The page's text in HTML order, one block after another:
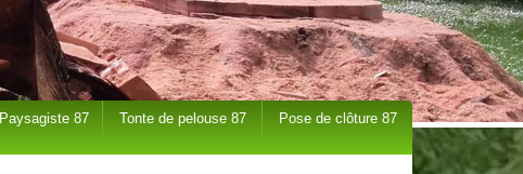
Paysagiste 87 Tonte de pelouse 87 Pose de clôture 87